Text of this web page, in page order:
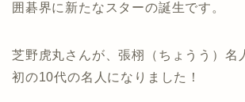
囲碁界に新たなスターの誕生です。
芝野虎丸さんが、張栩（ちょうう）名
初の10代の名人になりました！